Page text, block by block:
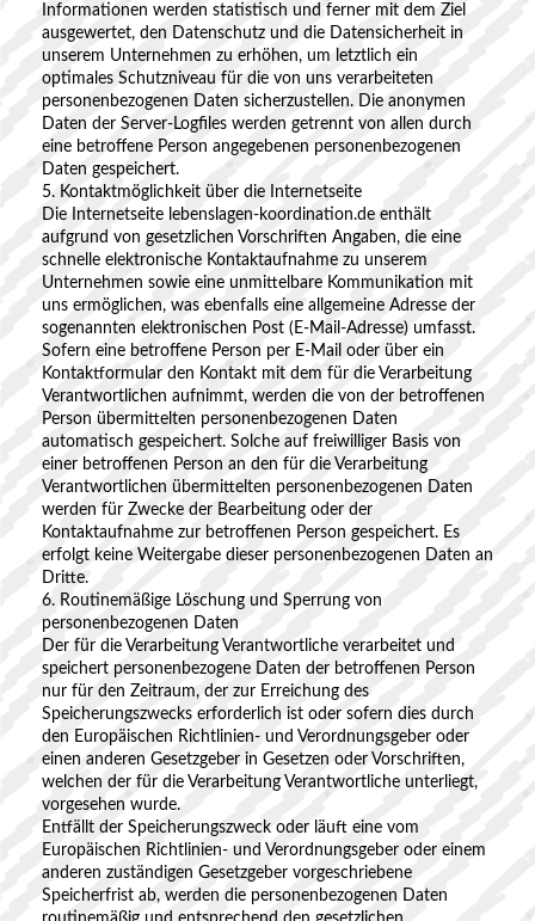
Informationen werden statistisch und ferner mit dem Ziel
ausgewertet, den Datenschutz und die Datensicherheit in
unserem Unternehmen zu erhöhen, um letztlich ein
optimales Schutzniveau für die von uns verarbeiteten
personenbezogenen Daten sicherzustellen. Die anonymen
Daten der Server-Logfiles werden getrennt von allen durch
eine betroffene Person angegebenen personenbezogenen
Daten gespeichert.
5. Kontaktmöglichkeit über die Internetseite
Die Internetseite lebenslagen-koordination.de enthält
aufgrund von gesetzlichen Vorschriften Angaben, die eine
schnelle elektronische Kontaktaufnahme zu unserem
Unternehmen sowie eine unmittelbare Kommunikation mit
uns ermöglichen, was ebenfalls eine allgemeine Adresse der
sogenannten elektronischen Post (E-Mail-Adresse) umfasst.
Sofern eine betroffene Person per E-Mail oder über ein
Kontaktformular den Kontakt mit dem für die Verarbeitung
Verantwortlichen aufnimmt, werden die von der betroffenen
Person übermittelten personenbezogenen Daten
automatisch gespeichert. Solche auf freiwilliger Basis von
einer betroffenen Person an den für die Verarbeitung
Verantwortlichen übermittelten personenbezogenen Daten
werden für Zwecke der Bearbeitung oder der
Kontaktaufnahme zur betroffenen Person gespeichert. Es
erfolgt keine Weitergabe dieser personenbezogenen Daten an
Dritte.
6. Routinemäßige Löschung und Sperrung von
personenbezogenen Daten
Der für die Verarbeitung Verantwortliche verarbeitet und
speichert personenbezogene Daten der betroffenen Person
nur für den Zeitraum, der zur Erreichung des
Speicherungszwecks erforderlich ist oder sofern dies durch
den Europäischen Richtlinien- und Verordnungsgeber oder
einen anderen Gesetzgeber in Gesetzen oder Vorschriften,
welchen der für die Verarbeitung Verantwortliche unterliegt,
vorgesehen wurde.
Entfällt der Speicherungszweck oder läuft eine vom
Europäischen Richtlinien- und Verordnungsgeber oder einem
anderen zuständigen Gesetzgeber vorgeschriebene
Speicherfrist ab, werden die personenbezogenen Daten